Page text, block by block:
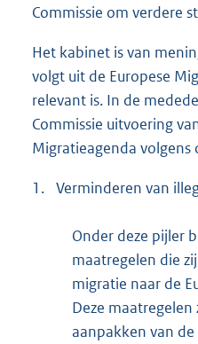
Commissie om verdere
Het kabinet is van
volgt uit de Europese
relevant is. In de
Commissie uitvoering
Migratieagenda volgens
1. Verminderen van
Onder deze pijler
maatregelen die
migratie naar de
Deze
aanpakken van